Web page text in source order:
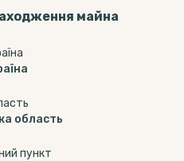
майна
область
пункт